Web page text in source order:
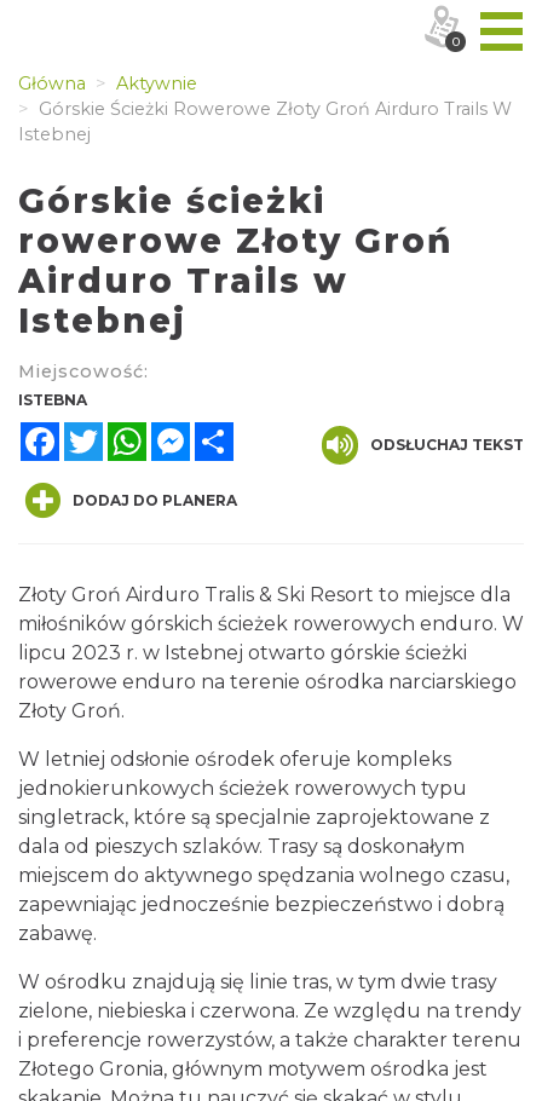
Główna
Aktywnie
Górskie Ścieżki Rowerowe Złoty Groń Airduro Trails W
Istebnej
Górskie ścieżki
rowerowe Złoty Groń
Airduro Trails w
Istebnej
Miejscowość:
ISTEBNA
FacebookTwitterWhatsAppMessenger
ODSŁUCHAJ TEKST
DODAJ DO PLANERA
Złoty Groń Airduro Tralis & Ski Resort to miejsce dla
miłośników górskich ścieżek rowerowych enduro. W
lipcu 2023 r. w Istebnej otwarto górskie ścieżki
rowerowe enduro na terenie ośrodka narciarskiego
Złoty Groń.
W letniej odsłonie ośrodek oferuje kompleks
jednokierunkowych ścieżek rowerowych typu
singletrack, które są specjalnie zaprojektowane z
dala od pieszych szlaków. Trasy są doskonałym
miejscem do aktywnego spędzania wolnego czasu,
zapewniając jednocześnie bezpieczeństwo i dobrą
zabawę.
W ośrodku znajdują się linie tras, w tym dwie trasy
zielone, niebieska i czerwona. Ze względu na trendy
i preferencje rowerzystów, a także charakter terenu
Złotego Gronia, głównym motywem ośrodka jest
0